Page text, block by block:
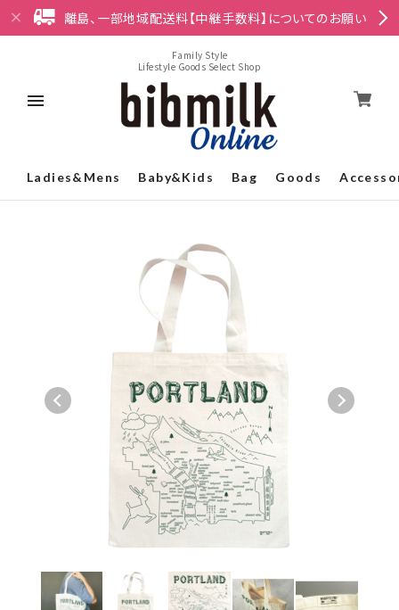
離島、一部地域配送料【中継手数料】についてのお願い
Family Style
Lifestyle Goods Select Shop
Ladies&Mens Baby&Kids Bag Goods